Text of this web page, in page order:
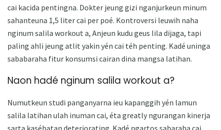
cai kacida pentingna. Dokter jeung gizi nganjurkeun minum
sahanteuna 1,5 liter cai per poé. Kontroversi leuwih naha
nginum salila workout a, Anjeun kudu geus lila dijaga, tapi
paling ahli jeung atlit yakin yén cai téh penting. Kadé uninga
sababaraha fitur konsumsi cairan dina mangsa latihan.
Naon hadé nginum salila workout a?
Numutkeun studi panganyarna ieu kapanggih yén lamun
salila latihan ulah inuman cai, éta greatly ngurangan kinerja